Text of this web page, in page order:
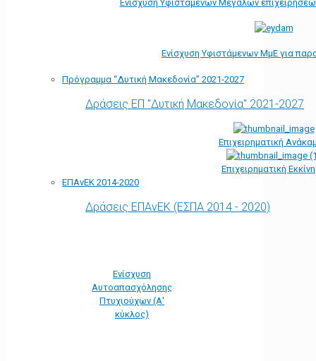
Ενίσχυση Υφιστάμενων Μεγάλων
Ενίσχυση Υφιστάμενων ΜμΕ για
Πρόγραμμα “Δυτική Μακεδονία” 2021-2027
Δράσεις ΕΠ "Δυτική Μακεδονία" 2021-2027
Επιχειρηματική
Επιχειρηματική
ΕΠΑνΕΚ 2014-2020
Δράσεις ΕΠΑνΕΚ (ΕΣΠΑ 2014 - 2020)
Ενίσχυση
Αυτοαπασχόλησης
Πτυχιούχων (Α'
κύκλος)